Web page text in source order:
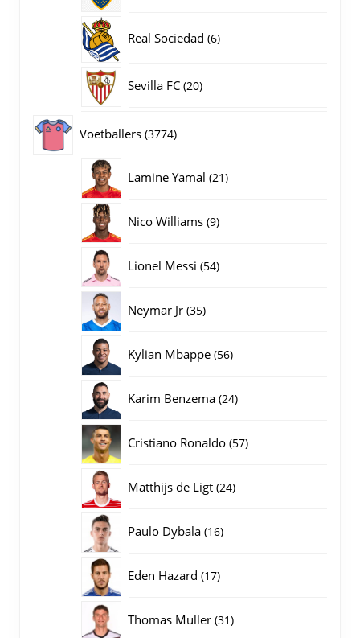
Real Sociedad 66
Sevilla FC 2020
Voetballers 37743774
Lamine Yamal 2121
Nico Williams 99
Lionel Messi 5454
Neymar Jr 3535
Kylian Mbappe 5656
Karim Benzema 2424
Cristiano Ronaldo 5757
Matthijs de Ligt 2424
Paulo Dybala 1616
Eden Hazard 1717
Thomas Muller 3131